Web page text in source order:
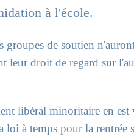
à l'école.
groupes de soutien
leur droit de regard sur
libéral minoritaire en
loi à temps pour la rentrée